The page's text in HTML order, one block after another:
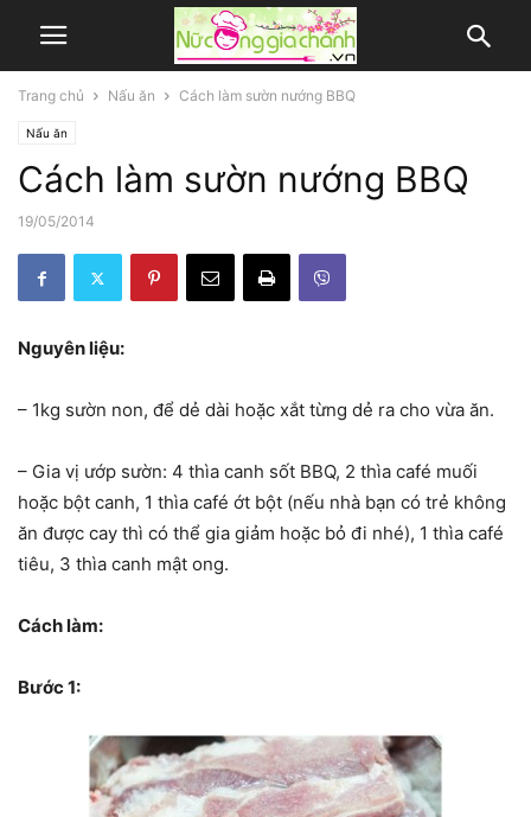
Trang chủ Nấu ăn Cách làm sườn nướng BBQ
Nấu ăn
Cách làm sườn nướng BBQ
19/05/2014
Nguyên liệu:
– 1kg sườn non, để dẻ dài hoặc xắt từng dẻ ra cho vừa ăn.
– Gia vị ướp sườn: 4 thìa canh sốt BBQ, 2 thìa café muối
hoặc bột canh, 1 thìa café ớt bột (nếu nhà bạn có trẻ không
ăn được cay thì có thể gia giảm hoặc bỏ đi nhé), 1 thìa café
tiêu, 3 thìa canh mật ong.
Cách làm:
Bước 1: